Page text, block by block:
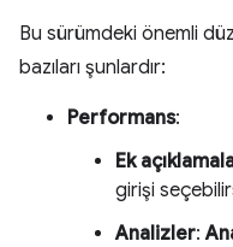
Bu sürümdeki önemli
bazıları şunlardır:
Performans:
Ek
girişi
Analizler: